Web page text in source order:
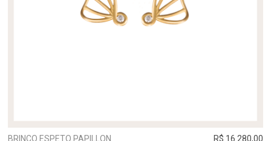
BRINCO ESPETO PAPILLON R$ 16.280,00